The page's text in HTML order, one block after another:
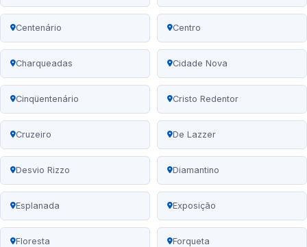
Centenário Centro
Charqueadas Cidade Nova
Cinqüentenário Cristo Redentor
Cruzeiro De Lazzer
Desvio Rizzo Diamantino
Esplanada Exposição
Floresta Forqueta